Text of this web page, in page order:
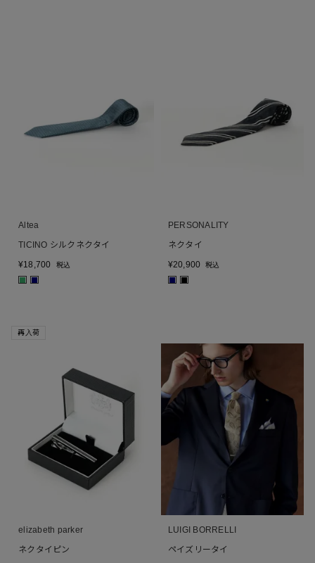
Altea
TICINO シルクネクタイ
¥18,700 税込
■ ■
PERSONALITY
ネクタイ
¥20,900 税込
■ ■
再入荷
elizabeth parker
ネクタイピン
LUIGI BORRELLI
ペイズリータイ